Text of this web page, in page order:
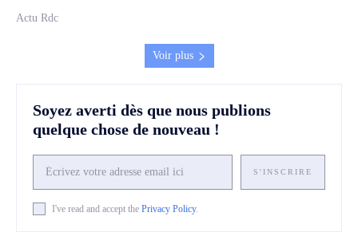
Actu Rdc
Voir plus
Soyez averti dès que nous publions
quelque chose de nouveau !
S'INSCRIRE
I've read and accept the Privacy Policy.